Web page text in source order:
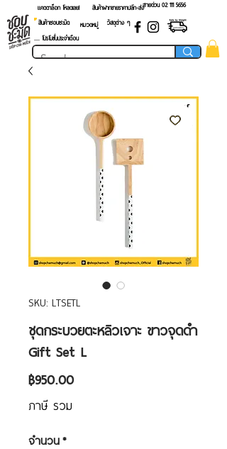
แคตตาล็อก โหลดเลย! สายด่วน 02 ​111 5656
สินค้าฝากขายราคาปลีก-ส่ง
สินค้าชอบชะมัด
หมวดหมู่
วัสดุต่าง ๆ
.... โปรโมชั่นประจำเดือน
SKU: LTSETL
ชุดกระบวยตะหลิวเจาะ ขาวจุดดำ
Gift Set L
฿950.00ราคา
ภาษี รวม
จำนวน*